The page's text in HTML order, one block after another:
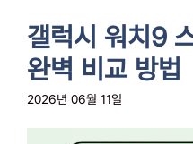
갤럭시 워치9
완벽 비교 방법
2026년 06월 11일